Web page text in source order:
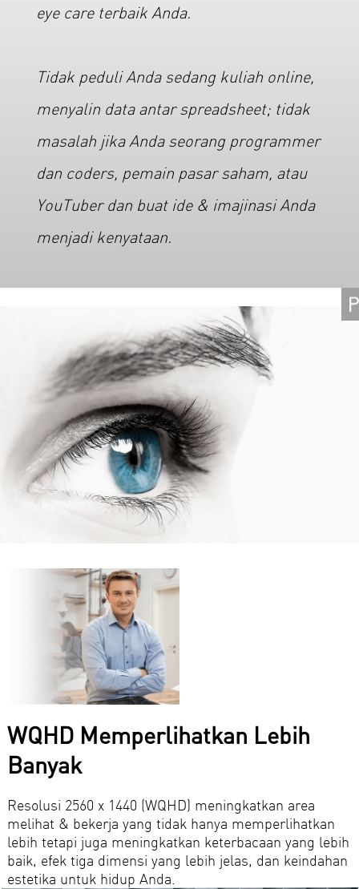
eye care terbaik Anda.
Tidak peduli Anda sedang kuliah online,
menyalin data antar spreadsheet; tidak
masalah jika Anda seorang programmer
dan coders, pemain pasar saham, atau
YouTuber dan buat ide & imajinasi Anda
menjadi kenyataan.
WQHD Memperlihatkan Lebih
Banyak
Resolusi 2560 x 1440 (WQHD) meningkatkan area
melihat & bekerja yang tidak hanya memperlihatkan
lebih tetapi juga meningkatkan keterbacaan yang lebih
baik, efek tiga dimensi yang lebih jelas, dan keindahan
estetika untuk hidup Anda.